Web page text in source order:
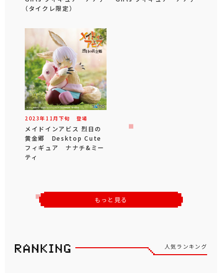
（タイクレ限定）
2023年 11 月 下旬 登場
メイドインアビス 烈日の
黄金郷 Desktop Cute
フィギュア ナナチ&ミー
ティ
もっと見る
人気ランキング